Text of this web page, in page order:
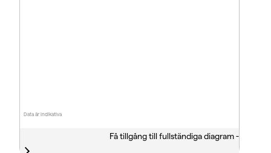
Data är indikativa
Få tillgång till fullständiga diagram -